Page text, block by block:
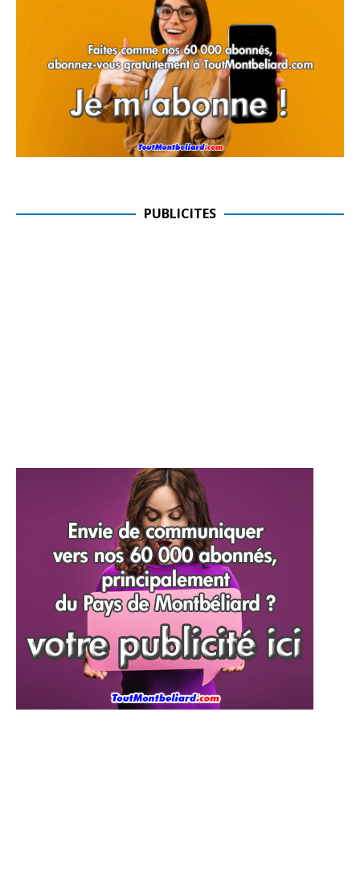
PUBLICITES